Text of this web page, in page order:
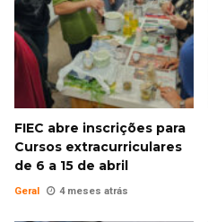
FIEC abre inscrições para
Cursos extracurriculares
de 6 a 15 de abril
Geral 4 meses atrás